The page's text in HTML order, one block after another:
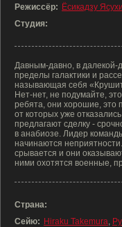
Режиссёр: Ёсикадзу
Студия:
Давным-давно, в далекой-
пределы галактики и
называющая себя
Нет-нет, не подумайте,
ребята, они хорошие, это
от которых уже
предлагают сделку -
в анабиозе. Лидер
начинаются
срывается и они
ними охотятся военные,
Страна:
Сейю: Hiraku Takemura,